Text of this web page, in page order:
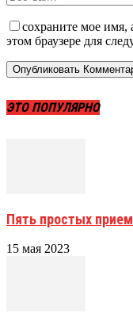
сохраните мое имя,
этом браузере для
ЭТО ПОПУЛЯРНО
Пять простых
15 мая 2023